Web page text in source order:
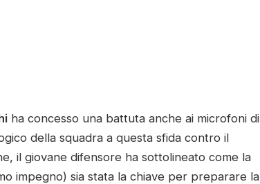
ha concesso una battuta anche ai microfoni di
della squadra a questa sfida contro il
il giovane difensore ha sottolineato come la
impegno) sia stata la chiave per preparare la